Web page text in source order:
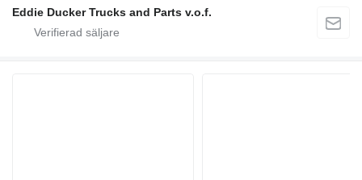
Eddie Ducker Trucks and Parts v.o.f.